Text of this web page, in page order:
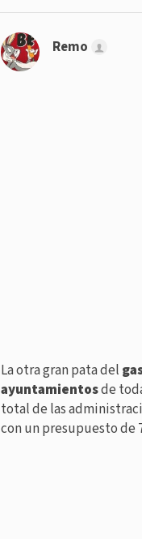
Remo
La otra gran pata del
ayuntamientosde
total de las
con un presupuesto de